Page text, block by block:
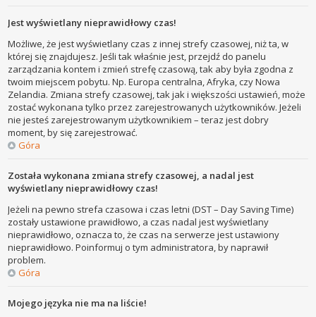
Jest wyświetlany nieprawidłowy czas!
Możliwe, że jest wyświetlany czas z innej strefy czasowej, niż ta, w
której się znajdujesz. Jeśli tak właśnie jest, przejdź do panelu
zarządzania kontem i zmień strefę czasową, tak aby była zgodna z
twoim miejscem pobytu. Np. Europa centralna, Afryka, czy Nowa
Zelandia. Zmiana strefy czasowej, tak jak i większości ustawień, może
zostać wykonana tylko przez zarejestrowanych użytkowników. Jeżeli
nie jesteś zarejestrowanym użytkownikiem – teraz jest dobry
moment, by się zarejestrować.
Góra
Została wykonana zmiana strefy czasowej, a nadal jest
wyświetlany nieprawidłowy czas!
Jeżeli na pewno strefa czasowa i czas letni (DST – Day Saving Time)
zostały ustawione prawidłowo, a czas nadal jest wyświetlany
nieprawidłowo, oznacza to, że czas na serwerze jest ustawiony
nieprawidłowo. Poinformuj o tym administratora, by naprawił
problem.
Góra
Mojego języka nie ma na liście!